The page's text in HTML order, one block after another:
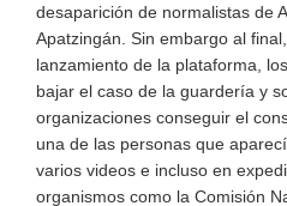
desaparición de normalistas de
Apatzingán. Sin embargo al
lanzamiento de la plataforma,
bajar el caso de la guardería y
organizaciones conseguir el
una de las personas que
varios videos e incluso en
organismos como la Comisión